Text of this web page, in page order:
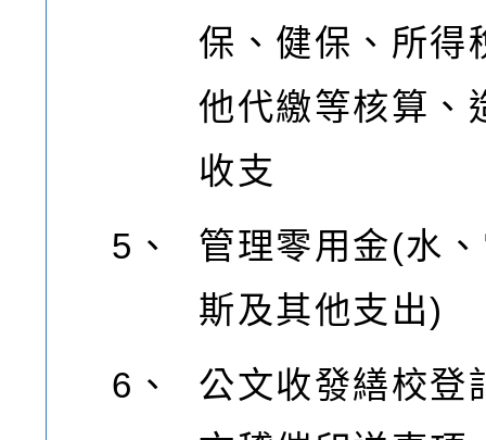
保、健保、所得
他代繳等核算、
收支
5、
管理零用金(水
斯及其他支出)
6、
公文收發繕校登